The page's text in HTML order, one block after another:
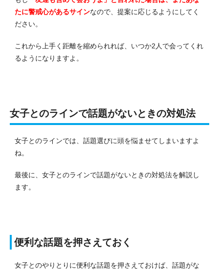
たに警戒心があるサインなので、提案に応じるようにしてく
ださい。
これから上手く距離を縮められれば、いつか2人で会ってくれ
るようになりますよ。
女子とのラインで話題がないときの対処法
女子とのラインでは、話題選びに頭を悩ませてしまいますよ
ね。
最後に、女子とのラインで話題がないときの対処法を解説し
ます。
便利な話題を押さえておく
女子とのやりとりに便利な話題を押さえておけば、話題がな